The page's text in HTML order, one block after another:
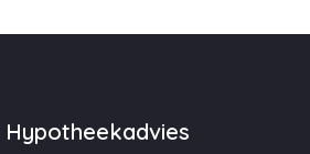
Hypotheekadvies